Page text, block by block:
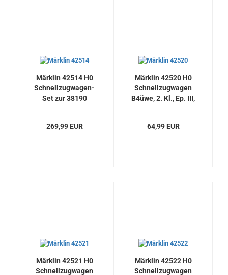
Märklin 42514 H0
Schnellzugwagen-
Set zur 38190
269,99 EUR
Märklin 42520 H0
Schnellzugwagen
B4üwe, 2. Kl., Ep. III,
64,99 EUR
Märklin 42521 H0
Schnellzugwagen
Märklin 42522 H0
Schnellzugwagen